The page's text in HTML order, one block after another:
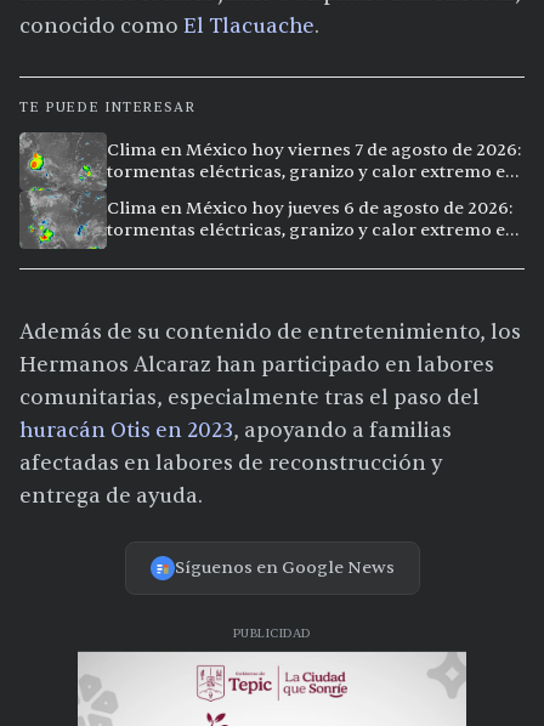
conocido como El Tlacuache.
TE PUEDE INTERESAR
Clima en México hoy viernes 7 de agosto de 2026:
tormentas eléctricas, granizo y calor extremo en
Clima en México hoy jueves 6 de agosto de 2026:
tormentas eléctricas, granizo y calor extremo en
Además de su contenido de entretenimiento, los
Hermanos Alcaraz han participado en labores
comunitarias, especialmente tras el paso del
huracán Otis en 2023, apoyando a familias
afectadas en labores de reconstrucción y
entrega de ayuda.
Síguenos en Google News
PUBLICIDAD